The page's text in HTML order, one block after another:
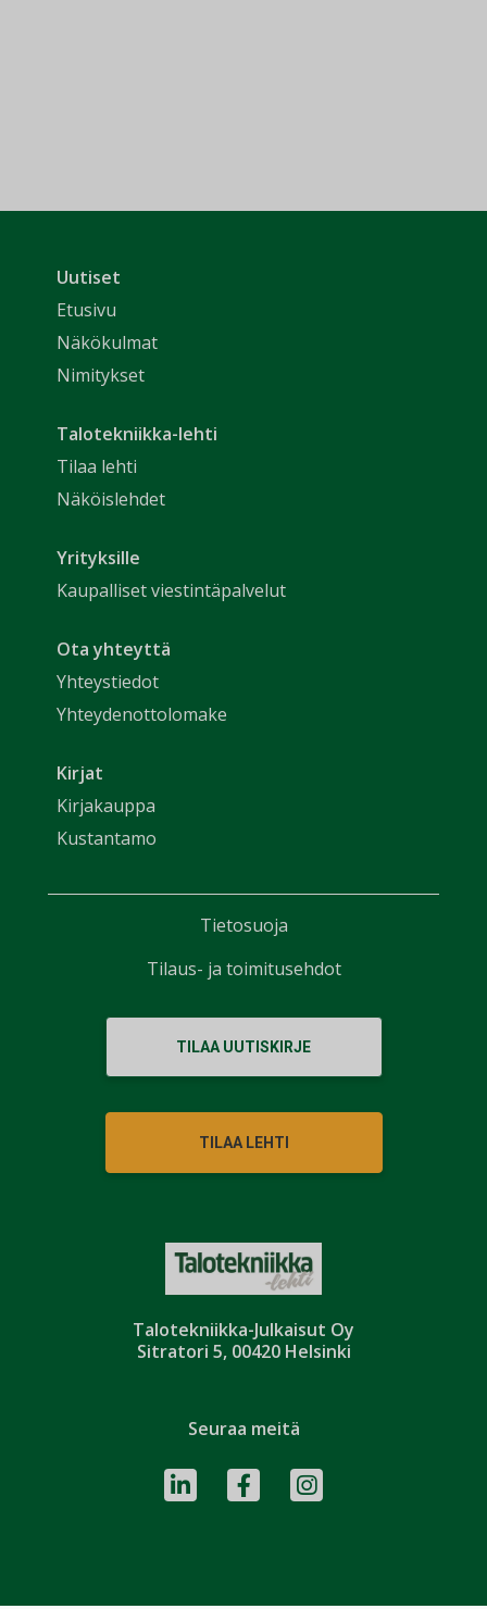
Talotekniikka-Julkaisut Oy
Sitratori 5, 00420 Helsinki
Uutiset
Etusivu
Näkökulmat
Nimitykset
Talotekniikka-lehti
Tilaa lehti
Näköislehdet
Yrityksille
Kaupalliset viestintäpalvelut
Ota yhteyttä
Yhteystiedot
Yhteydenottolomake
Kirjat
Kirjakauppa
Kustantamo
TILAA UUTISKIRJE
TILAA LEHTI
Seuraa meitä
Tietosuoja
Tilaus- ja toimitusehdot